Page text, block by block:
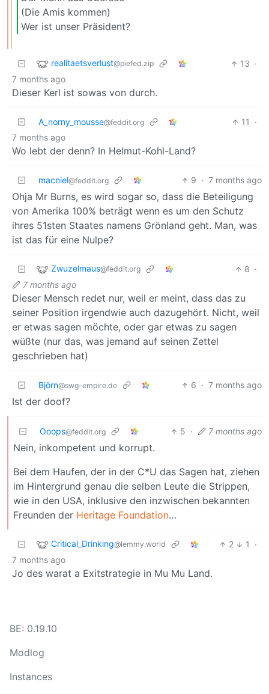
(Die Amis kommen)
Wer ist unser Präsident?
realitaetsverlust@piefed.zip 13 ·
7 months ago
Dieser Kerl ist sowas von durch.
A_norny_mousse@feddit.org 11
·
7 months ago
Wo lebt der denn? In Helmut-Kohl-Land?
macniel@feddit.org 9 · 7 months ago
Ohja Mr Burns, es wird sogar so, dass die Beteiligung
von Amerika 100% beträgt wenn es um den Schutz
ihres 51sten Staates namens Grönland geht. Man, was
ist das für eine Nulpe?
Zwuzelmaus@feddit.org 8 ·
7 months ago
Dieser Mensch redet nur, weil er meint, dass das zu
seiner Position irgendwie auch dazugehört. Nicht, weil
er etwas sagen möchte, oder gar etwas zu sagen
wüßte (nur das, was jemand auf seinen Zettel
geschrieben hat)
Björn@swg-empire.de 6 · 7 months ago
Ist der doof?
Ooops@feddit.org 5 · 7 months ago
Nein, inkompetent und korrupt.
Bei dem Haufen, der in der C*U das Sagen hat, ziehen
im Hintergrund genau die selben Leute die Strippen,
wie in den USA, inklusive den inzwischen bekannten
Freunden der Heritage Foundation…
Critical_Drinking@lemmy.world 2 1
·
7 months ago
Jo des warat a Exitstrategie in Mu Mu Land.
BE: 0.19.10
Modlog
Instances